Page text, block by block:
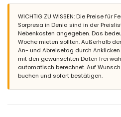
Gemeinschaftlicher Rasen mit
Überdachte Terrasse
Außendusche
Sitzbereich im Freien und
Weitere Informationen
Nächste Stadt: Denia (innerhalb
Wohnung)
Nächster Fluss oder Ufer:
Nächster Strand: Playa de la
WICHTIG ZU WISSEN: Die Preise für
Sorpresa in Denia sind in der
Nebenkosten angegeben. Das
Woche mieten sollten. Außerhalb
An- und Abreisetag durch
mit den gewünschten Daten frei
automatisch berechnet. Auf
buchen und sofort bestätigen.